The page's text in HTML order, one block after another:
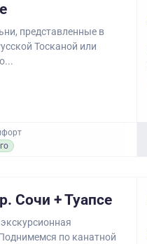
представленные в
Тосканой или
Сочи + Туапсе
по канатной